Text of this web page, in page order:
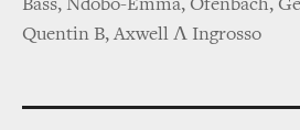
Bass, Ndobo-Emma, Ofenbach,
Quentin B, Axwell Λ Ingrosso